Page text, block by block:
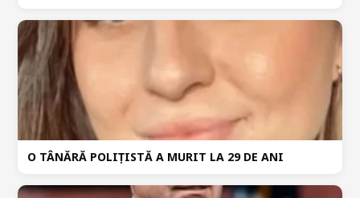
O TÂNĂRĂ POLIȚISTĂ A MURIT LA 29 DE ANI